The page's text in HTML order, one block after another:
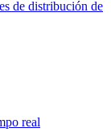
de distribución de
real